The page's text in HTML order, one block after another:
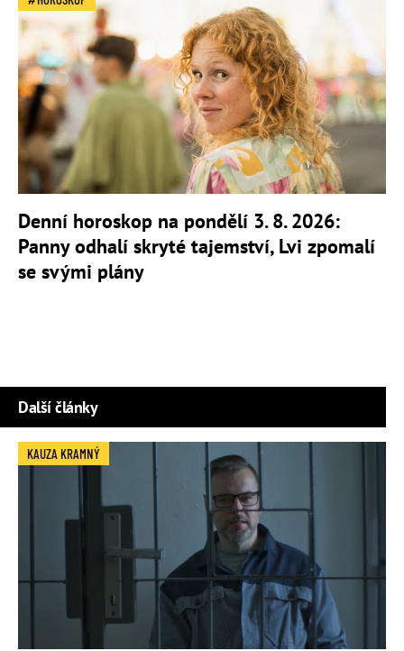
Denní horoskop na pondělí 3. 8. 2026:
Panny odhalí skryté tajemství, Lvi zpomalí
se svými plány
Další články
KAUZA KRAMNÝ